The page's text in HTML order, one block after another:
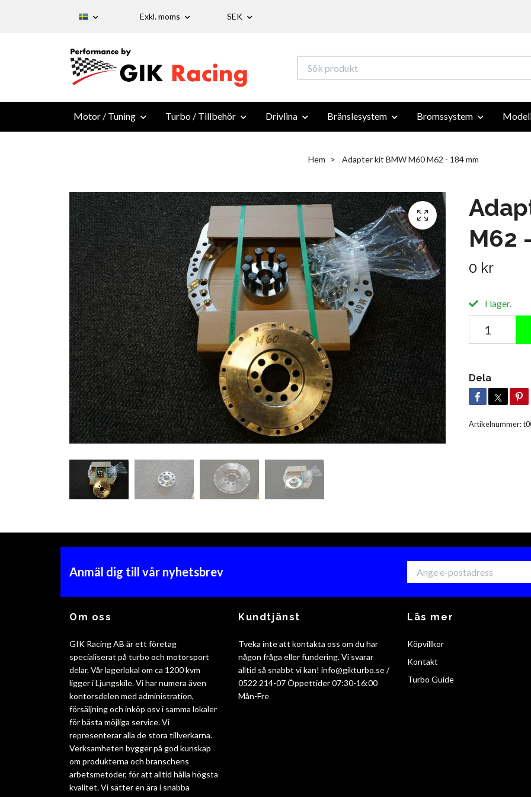
Exkl. moms SEK
Motor / Tuning Turbo / Tillbehör Drivlina Bränslesystem Bromssystem
Hem Adapter kit BMW M60 M62 - 184 mm
M62
0 kr
I lager.
Dela
Artikelnummer:
Anmäl dig till vår nyhetsbrev
Om oss
GIK Racing AB är ett företag
specialiserat på turbo och motorsport
delar. Vår lagerlokal om ca 1200 kvm
ligger i Ljungskile. Vi har numera även
kontorsdelen med administration,
försäljning och inköp osv i samma lokaler
för bästa möjliga service. Vi
representerar alla de stora tillverkarna.
Verksamheten bygger på god kunskap
om produkterna och branschens
arbetsmetoder, för att alltid hålla högsta
kvalitet. Vi sätter en ära i snabba
Kundtjänst
Tveka inte att kontakta oss om du har
någon fråga eller fundering. Vi svarar
alltid så snabbt vi kan! info@gikturbo.se/
0522 214-07 Öppettider 07:30-16:00
Mån-Fre
Läs mer
Köpvillkor
Kontakt
Turbo Guide